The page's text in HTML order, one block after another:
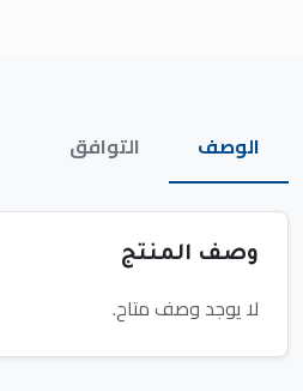
الوصف التوافق
وصف المنتج
لا يوجد وصف متاح.